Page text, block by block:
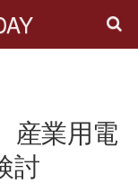
産業用電
討